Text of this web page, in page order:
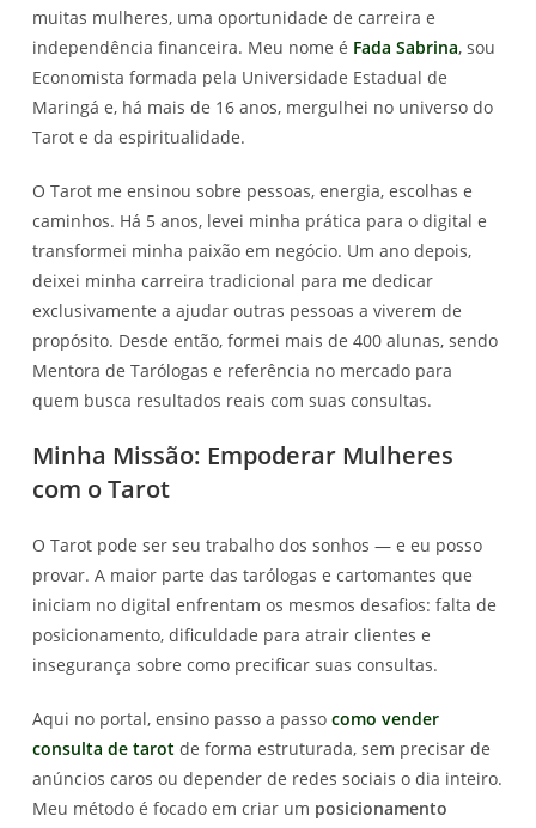
muitas mulheres, uma oportunidade de carreira e
independência financeira. Meu nome é Fada Sabrina, sou
Economista formada pela Universidade Estadual de
Maringá e, há mais de 16 anos, mergulhei no universo do
Tarot e da espiritualidade.
O Tarot me ensinou sobre pessoas, energia, escolhas e
caminhos. Há 5 anos, levei minha prática para o digital e
transformei minha paixão em negócio. Um ano depois,
deixei minha carreira tradicional para me dedicar
exclusivamente a ajudar outras pessoas a viverem de
propósito. Desde então, formei mais de 400 alunas, sendo
Mentora de Tarólogas e referência no mercado para
quem busca resultados reais com suas consultas.
Minha Missão: Empoderar Mulheres
com o Tarot
O Tarot pode ser seu trabalho dos sonhos — e eu posso
provar. A maior parte das tarólogas e cartomantes que
iniciam no digital enfrentam os mesmos desafios: falta de
posicionamento, dificuldade para atrair clientes e
insegurança sobre como precificar suas consultas.
Aqui no portal, ensino passo a passocomo vender
consulta de tarot de forma estruturada, sem precisar de
anúncios caros ou depender de redes sociais o dia inteiro.
Meu método é focado em criar um posicionamento